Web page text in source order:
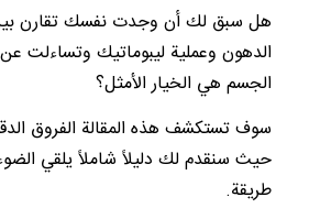
هل سبق لك أن وجدت نفسك تقارن
الدهون وعملية ليبوماتيك وتساءلت
الجسم هي الخيار الأمثل؟
سوف تستكشف هذه المقالة الفروق
حيث سنقدم لك دليلاً شاملاً يلقي
طريقة.